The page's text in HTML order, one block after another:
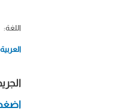
اللغة:
العربية